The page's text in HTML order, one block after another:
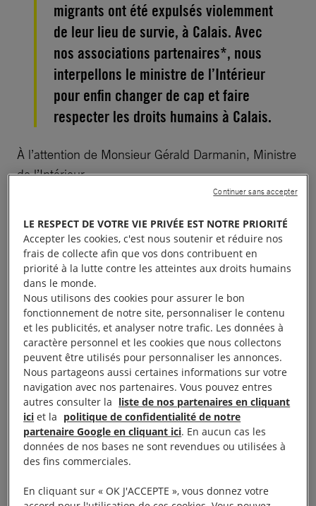
migrants ont été expulsés violemment
de leur lieu de survie, à Calais. Avec
nos associations partenaires*, nous
interpellons le ministre de l’Intérieur
pour enfin changer de cap et faire
respecter les droits humains à Calais.
À l’attention de Monsieur Gérald Darmanin, Ministre
de l’Intérieur
Objet : Situation des personnes exilées présentes
sur le littoral franco-britannique
Monsieur le Ministre,
Nous vous écrivons cette lettre ouverte suite à votre
passage le 12 juillet à Calais. Dans cette ville et dans
le Calaisis, les conditions de survie des personnes
exilées sur le littoral franco-britannique sont
LE RESPECT DE VOTRE VIE PRIVÉE EST NOTRE PRIORITÉ
Accepter les cookies, c'est nous soutenir et réduire nos
frais de collecte afin que vos dons contribuent en
priorité à la lutte contre les atteintes aux droits humains
dans le monde.
Nous utilisons des cookies pour assurer le bon
fonctionnement de notre site, personnaliser le contenu
et les publicités, et analyser notre trafic. Les données à
caractère personnel et les cookies que nous collectons
peuvent être utilisés pour personnaliser les annonces.
Nous partageons aussi certaines informations sur votre
navigation avec nos partenaires. Vous pouvez entres
autres consulter la liste de nos partenaires en cliquant
ici et la politique de confidentialité de notre
partenaire Google en cliquant ici. En aucun cas les
données de nos bases ne sont revendues ou utilisées à
des fins commerciales.
En cliquant sur « OK J'ACCEPTE », vous donnez votre
Continuer sans accepter